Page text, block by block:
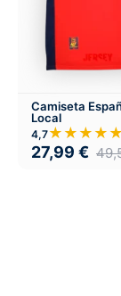
Camiseta
Local
4,7★★★★★
27,99 €